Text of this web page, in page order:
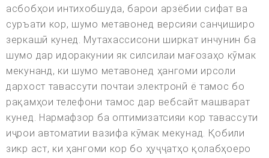
асбобҳои интихобшуда, барои арзёбии сифат ва
суръати кор, шумо метавонед версияи санҷиширо
зеркашӣ кунед. Мутахассисони ширкат инчунин ба
шумо дар идоракунии як силсилаи мағозаҳо кӯмак
мекунанд, ки шумо метавонед ҳангоми ирсоли
дархост тавассути почтаи электронӣ ё тамос бо
рақамҳои телефони тамос дар вебсайт машварат
кунед. Нармафзор ба оптимизатсияи кор тавассути
иҷрои автоматии вазифа кӯмак мекунад. Қобили
зикр аст, ки ҳангоми кор бо ҳуҷҷатҳо қолабҳоеро